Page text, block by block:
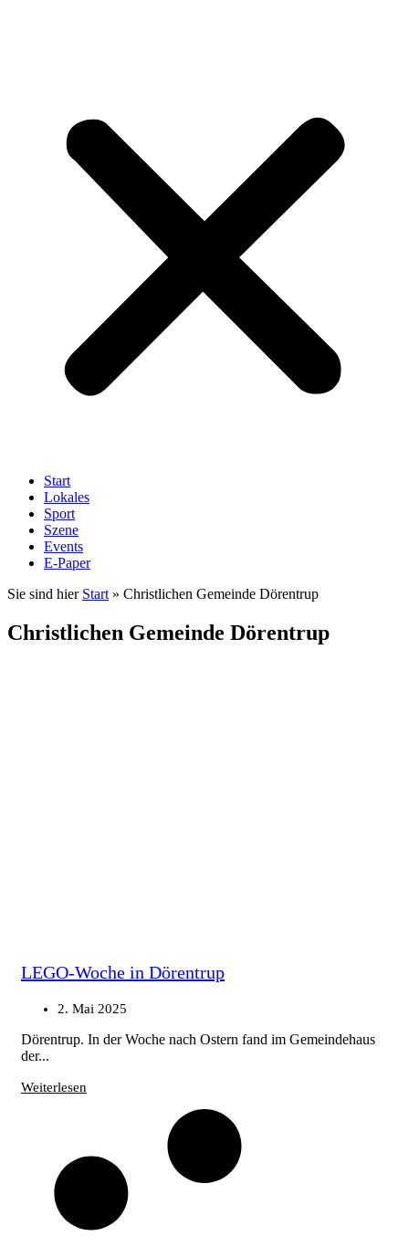
Start
Lokales
Sport
Szene
Events
E-Paper
Sie sind hier Start » Christlichen Gemeinde Dörentrup
Christlichen Gemeinde Dörentrup
LEGO-Woche in Dörentrup
2. Mai 2025
Dörentrup. In der Woche nach Ostern fand im Gemeindehaus
der...
Weiterlesen